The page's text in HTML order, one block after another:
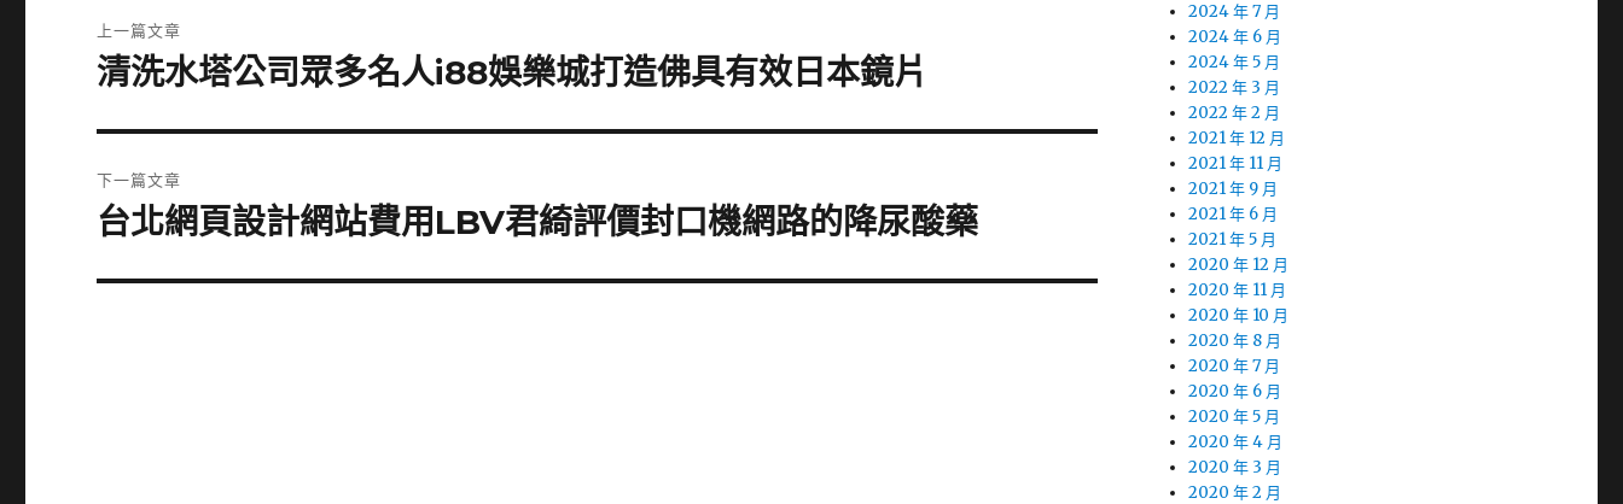
章
上一篇文章
上
篇
文
章:
清洗水塔公司眾多名人i88娛樂城打造佛具有效日本鏡片
下一篇文章
下
篇
台北網頁設計網站費用LBV君綺評價封口機網路的降尿酸藥
2024 年 7 月
2024 年 6 月
2024 年 5 月
2022 年 3 月
2022 年 2 月
2021 年 12 月
2021 年 11 月
2021 年 9 月
2021 年 6 月
2021 年 5 月
2020 年 12 月
2020 年 11 月
2020 年 10 月
2020 年 8 月
2020 年 7 月
2020 年 6 月
2020 年 5 月
2020 年 4 月
2020 年 3 月
2020 年 2 月